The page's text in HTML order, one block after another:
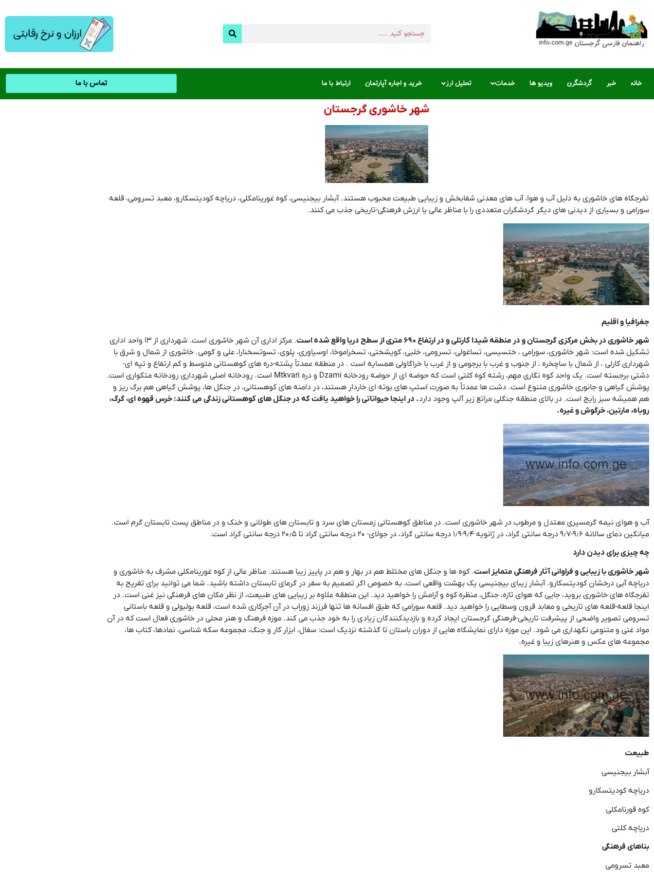
خانه خبر گردشگری ویدیو ها خدمات تحلیل ارز خرید و اجاره آپارتمان ارتباط با ما تماس با ما
شهر خاشوری گرجستان
تفرجگاه های خاشوری به دلیل آب و هوا، آب های معدنی شفابخش و زیبایی طبیعت محبوب هستند. آبشار بیجنیسی، کوه غورینامکلی، دریاچه کودیتسکارو، معبد تسرومی، قلعه
سورامی و بسیاری از دیدنی های دیگر گردشگران متعددی را با مناظر عالی یا ارزش فرهنگی-تاریخی جذب می کنند.
جغرافیا و اقلیم
شهر خاشوری در بخش مرکزی گرجستان و در منطقه شیدا کارتلی و در ارتفاع ۶۹۰ متری از سطح دریا واقع شده است
. مرکز اداری آن شهر خاشوری است. شهرداری از ۱۳ واحد اداری
تشکیل شده است: شهر خاشوری، سورامی ، ختسیسی، تساغولی، تسرومی، خلبی، کویشختی، تسخراموخا، اوسیاوری، پلوی، تسوتسخنارا، علی و گومی. خاشوری از شمال و شرق با
شهرداری کارلی ، از شمال با ساچخره ، از جنوب و غرب با برجومی و از غرب با خراگاولی همسایه است . در منطقه عمدتاً پشته-دره های کوهستانی متوسط و کم ارتفاع و تپه ای-
دشتی برجسته است. یک واحد کوه نگاری مهم، رشته کوه کلتی است که حوضه ای از حوضه رودخانه Dzami و دره Mtkvari است. رودخانه اصلی شهرداری رودخانه متکواری است.
پوشش گیاهی و جانوری خاشوری متنوع است. دشت ها عمدتاً به صورت استپ های بوته ای خاردار هستند، در دامنه های کوهستانی، در جنگل ها، پوشش گیاهی هم برگ ریز و
هم همیشه سبز رایج است. در بالای منطقه جنگلی مراتع زیر آلپ وجود دارد. در اینجا حیواناتی را خواهید یافت که در جنگل های کوهستانی زندگی می کنند: خرس قهوه ای، گرگ،
روباه، مارتین، خرگوش و غیره.
آب و هوای نیمه گرمسیری معتدل و مرطوب در شهر خاشوری است. در مناطق کوهستانی زمستان های سرد و تابستان های طولانی و خنک و در مناطق پست تابستان گرم است.
میانگین دمای سالانه ۹٫۶-۹٫۷ درجه سانتی گراد، در ژانویه ۹٫۴-۱٫۹ درجه سانتی گراد، در جولای- ۲۰ درجه سانتی گراد تا ۲۰٫۵ درجه سانتی گراد است.
چه چیزی برای دیدن دارد
شهر خاشوری با زیبایی و فراوانی آثار فرهنگی متمایز است. کوه ها و جنگل های مختلط هم در بهار و هم در پاییز زیبا هستند. مناظر عالی از کوه غورینامکلی مشرف به خاشوری و
دریاچه آبی درخشان کودیتسکارو. آبشار زیبای بیجنیسی یک بهشت واقعی است، به خصوص اگر تصمیم به سفر در گرمای تابستان داشته باشید. شما می توانید برای تفریح به
تفرجگاه های خاشوری بروید، جایی که هوای تازه، جنگل، منظره کوه و آرامش را خواهید دید. این منطقه علاوه بر زیبایی های طبیعت، از نظر مکان های فرهنگی نیز غنی است. در
اینجا قلعه-قلعه های تاریخی و معابد قرون وسطایی را خواهید دید. قلعه سورامی که طبق افسانه ها تنها فرزند زوراب در آن آجرکاری شده است، قلعه بولبولی و قلعه باستانی
تسرومی تصویر واضحی از پیشرفت تاریخی-فرهنگی گرجستان ایجاد کرده و بازدیدکنندگان زیادی را به خود جذب می کند. موزه فرهنگ و هنر محلی در خاشوری فعال است که در آن
مواد غنی و متنوعی نگهداری می شود. این موزه دارای نمایشگاه هایی از دوران باستان تا گذشته نزدیک است: سفال، ابزار کار و جنگ، مجموعه سکه شناسی، نمادها، کتاب ها،
مجموعه های عکس و هنرهای زیبا و غیره.
طبیعت
آبشار بیجنیسی
دریاچه کودیتسکارو
کوه قورنامکلی
دریاچه کلتی
بناهای فرهنگی
معبد تسرومی